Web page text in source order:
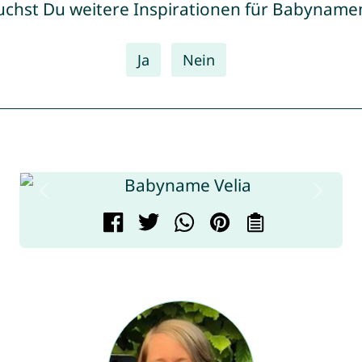
Du weitere Inspirationen für
Ja Nein